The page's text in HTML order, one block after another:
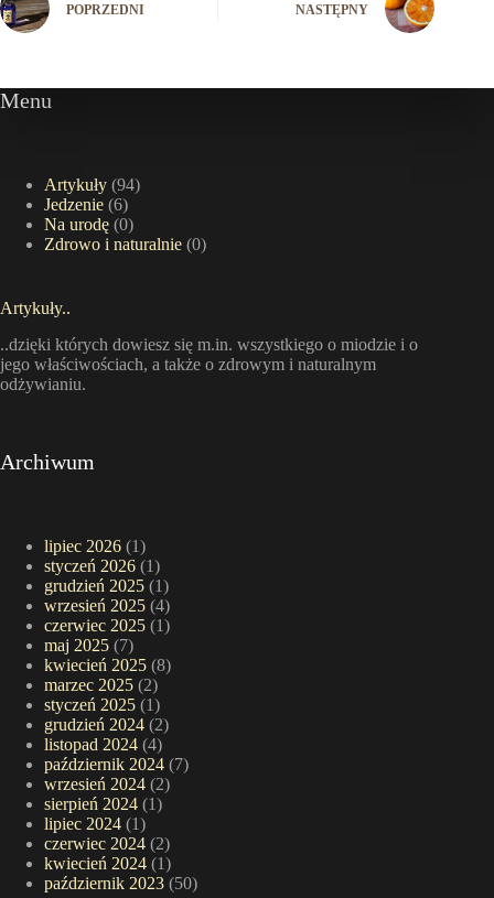
POPRZEDNI NASTĘPNY
Menu
Artykuły (94)
Jedzenie (6)
Na urodę (0)
Zdrowo i naturalnie (0)
Artykuły..
..dzięki których dowiesz się m.in. wszystkiego o miodzie i o
jego właściwościach, a także o zdrowym i naturalnym
odżywianiu.
Archiwum
lipiec 2026 (1)
styczeń 2026 (1)
grudzień 2025 (1)
wrzesień 2025 (4)
czerwiec 2025 (1)
maj 2025 (7)
kwiecień 2025 (8)
marzec 2025 (2)
styczeń 2025 (1)
grudzień 2024 (2)
listopad 2024 (4)
październik 2024 (7)
wrzesień 2024 (2)
sierpień 2024 (1)
lipiec 2024 (1)
czerwiec 2024 (2)
kwiecień 2024 (1)
październik 2023 (50)